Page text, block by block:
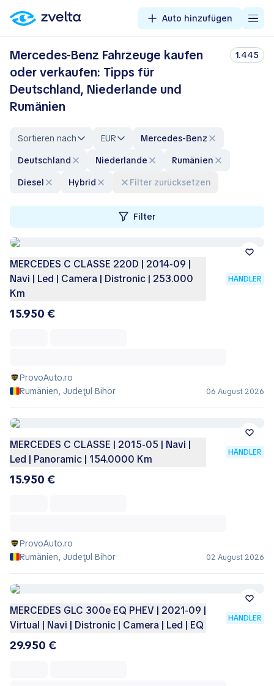
Auto hinzufügen
Mercedes-Benz Fahrzeuge kaufen
oder verkaufen: Tipps für
Deutschland, Niederlande und
Rumänien
1.445
Sortieren nach EUR
Mercedes-Benz
Deutschland
Niederlande
Rumänien
Diesel
Hybrid Filter zurücksetzen
Filter
MERCEDES C CLASSE 220D | 2014-09 |
Navi | Led | Camera | Distronic | 253.000
Km
HÄNDLER
15.950 €
ProvoAuto.ro
Rumänien, Judeţul Bihor
06 August 2026
MERCEDES C CLASSE | 2015-05 | Navi |
Led | Panoramic | 154.0000 Km
HÄNDLER
15.950 €
ProvoAuto.ro
Rumänien, Judeţul Bihor
02 August 2026
MERCEDES GLC 300e EQ PHEV | 2021-09 |
Virtual | Navi | Distronic | Camera | Led | EQ
HÄNDLER
29.950 €